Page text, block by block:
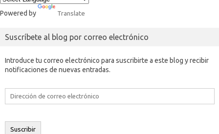
Powered by Translate
Suscríbete al blog por correo electrónico
Introduce tu correo electrónico para suscribirte a este blog y recibir
notificaciones de nuevas entradas.
Dirección
electrónico
Suscribir